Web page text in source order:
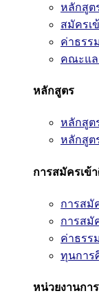
หลักสูต
สมัครเ
ค่าธรร
คณะแล
หลักสูตร
หลักสูต
หลักสูต
การสมัครเข้
การสมั
การสมั
ค่าธรร
ทุนการ
หน่วยงานกา